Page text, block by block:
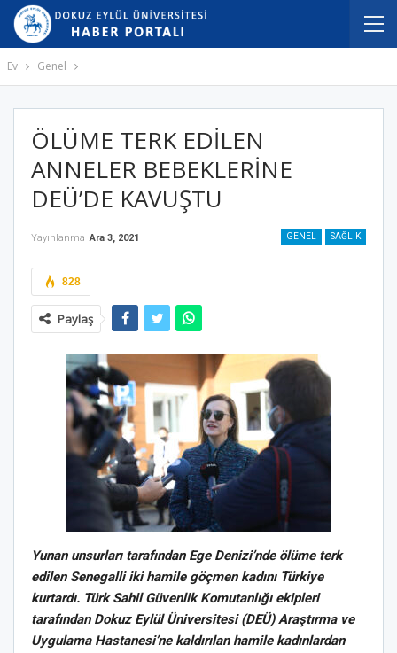
Ev Genel
ÖLÜME TERK EDİLEN
ANNELER BEBEKLERİNE
DEÜ’DE KAVUŞTU
GENEL SAĞLIK
Yayınlanma Ara 3, 2021
828
Paylaş
Yunan unsurları tarafından Ege Denizi’nde ölüme terk
edilen Senegalli iki hamile göçmen kadını Türkiye
kurtardı. Türk Sahil Güvenlik Komutanlığı ekipleri
tarafından Dokuz Eylül Üniversitesi (DEÜ) Araştırma ve
Uygulama Hastanesi’ne kaldırılan hamile kadınlardan